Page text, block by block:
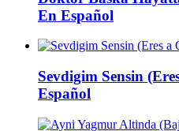
En Español
Sevdigim Sensin
Español